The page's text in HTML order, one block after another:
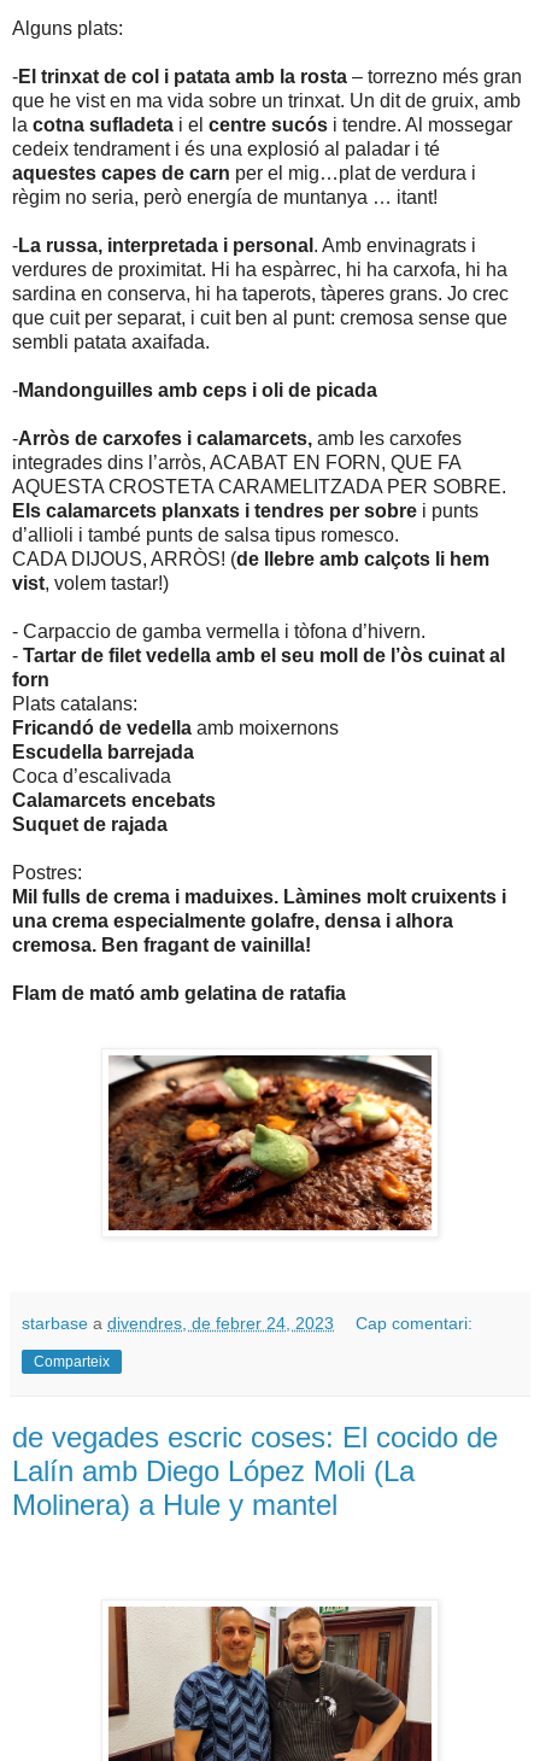
Alguns plats:
-El trinxat de col i patata amb la rosta – torrezno més gran
que he vist en ma vida sobre un trinxat. Un dit de gruix, amb
la cotna sufladeta i el centre sucós i tendre. Al mossegar
cedeix tendrament i és una explosió al paladar i té
aquestes capes de carn per el mig…plat de verdura i
règim no seria, però energía de muntanya … itant!
-La russa, interpretada i personal . Amb envinagrats i
verdures de proximitat. Hi ha espàrrec, hi ha carxofa, hi ha
sardina en conserva, hi ha taperots, tàperes grans. Jo crec
que cuit per separat, i cuit ben al punt: cremosa sense que
sembli patata axaifada.
-Mandonguilles amb ceps i oli de picada
-Arròs de carxofes i calamarcets, amb les carxofes
integrades dins l’arròs, ACABAT EN FORN, QUE FA
AQUESTA CROSTETA CARAMELITZADA PER SOBRE.
Els calamarcets planxats i tendres per sobre i punts
d’allioli i també punts de salsa tipus romesco.
CADA DIJOUS, ARRÒS! (de llebre amb calçots li hem
vist, volem tastar!)
- Carpaccio de gamba vermella i tòfona d’hivern.
- Tartar de filet vedella amb el seu moll de l’òs cuinat al
forn
Plats catalans:
Fricandó de vedella amb moixernons
Escudella barrejada
Coca d’escalivada
Calamarcets encebats
Suquet de rajada
Postres:
Mil fulls de crema i maduixes. Làmines molt cruixents i
una crema especialmente golafre, densa i alhora
cremosa. Ben fragant de vainilla!
Flam de mató amb gelatina de ratafia
starbase a divendres, de febrer 24, 2023 Cap comentari:
Comparteix
de vegades escric coses: El cocido de
Lalín amb Diego López Moli (La
Molinera) a Hule y mantel